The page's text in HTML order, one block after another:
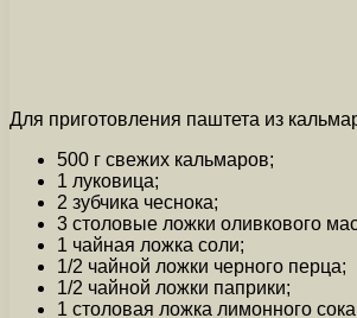
Для приготовления паштета из
500 г свежих кальмаров;
1 луковица;
2 зубчика чеснока;
3 столовые ложки оливкового
1 чайная ложка соли;
1/2 чайной ложки черного перца;
1/2 чайной ложки паприки;
1 столовая ложка лимонного